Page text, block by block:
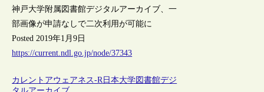
神戸大学附属図書館デジタルアーカイブ、一
部画像が申請なしで二次利用が可能に
Posted 2019年1月9日
https://current.ndl.go.jp/node/37343
カレントアウェアネス-R日本大学図書館デジ